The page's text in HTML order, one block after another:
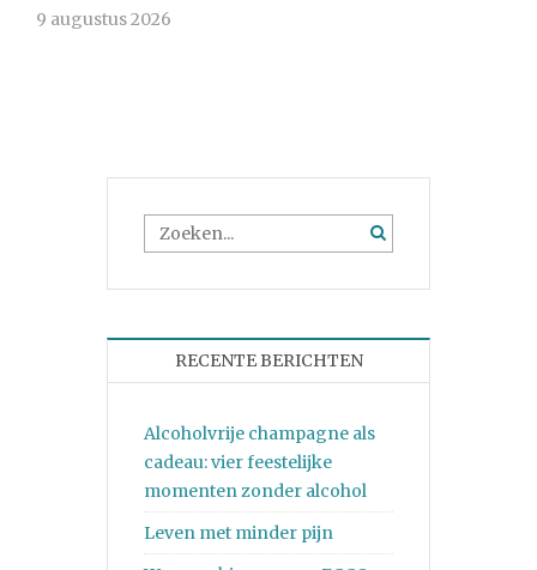
9 augustus 2026
RECENTE BERICHTEN
Alcoholvrije champagne als
cadeau: vier feestelijke
momenten zonder alcohol
Leven met minder pijn